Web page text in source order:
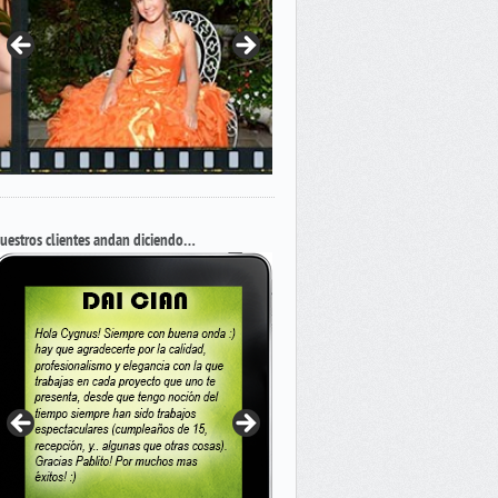
clientes andan diciendo…